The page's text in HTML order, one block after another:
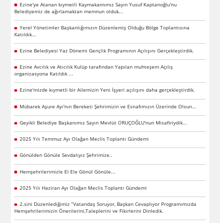
Ezine'ye Atanan kıymetli Kaymakamımız Sayın Yusuf Kaptanoğlu'nu
Belediyemiz de ağırlamaktan memnun olduk...
Yerel Yönetimler Başkanlığımızın Düzenlemiş Olduğu Bölge Toplantısına
Katıldık...
Ezine Belediyesi Yaz Dönemi Gençlik Programının Açılışını Gerçekleştirdik.
Ezine Avcılık ve Atıcılık Kulüp tarafından Yapılan muhteşem Açılış
organizasyona Katıldık ...
Ezine'mizde kıymetli bir Ailemizin Yeni İşyeri açılışını daha gerçekleştirdik.
Mübarek Aşure Ayı'nın Bereketi Şehrimizin ve Esnafımızın Üzerinde Olsun...
Geyikli Belediye Başkanımız Sayın Mevlüt ORUÇOĞLU'nun Misafiriydik...
2025 Yılı Temmuz Ayı Olağan Meclis Toplantı Gündemi
Gönülden Gönüle Sevdalıyız Şehrimize..
Hemşehrilerimizle El Ele Gönül Gönüle...
2025 Yılı Haziran Ayı Olağan Meclis Toplantı Gündemi
2.sini Düzenlediğimiz “Vatandaş Soruyor, Başkan Cevaplıyor Programımızda
Hemşehrilerimizin Önerilerini,Taleplerini ve Fikirlerini Dinledik.